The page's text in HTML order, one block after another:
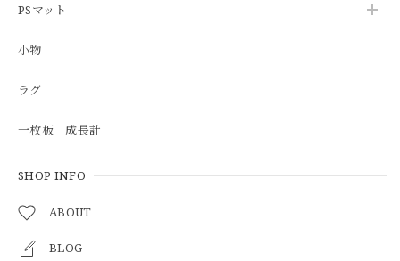
PSマット
小物
ラグ
一枚板 成長計
SHOP INFO
ABOUT
BLOG